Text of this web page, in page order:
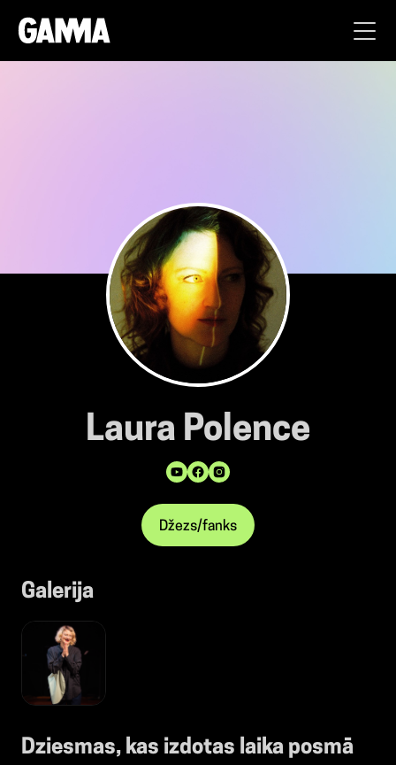
Laura Polence
Džezs/fanks
Galerija
Dziesmas, kas izdotas laika posmā